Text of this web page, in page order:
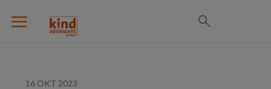
16 OKT 2023